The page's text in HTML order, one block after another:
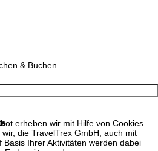
erheben wir mit Hilfe von Cookies
die TravelTrex GmbH, auch mit
Basis Ihrer Aktivitäten werden dabei
& Buchen